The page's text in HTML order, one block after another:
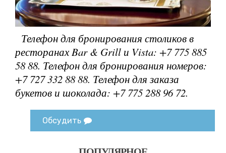
Телефон для бронирования столиков в
ресторанах Bar & Grill и Vista: +7 775 885
58 88. Телефон для бронирования номеров:
+7 727 332 88 88. Телефон для заказа
букетов и шоколада: +7 775 288 96 72.
Обсудить